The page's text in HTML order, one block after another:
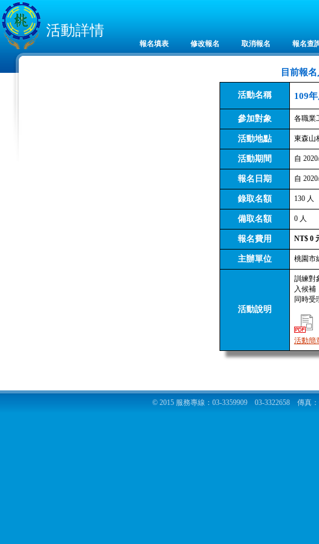
活動詳情
報名填表 修改報名 取消報名 報名查
目前報
活動名稱 109
參加對象 各職業
活動地點 東森山
活動期間 自
報名日期 自
錄取名額 130 人
備取名額 0 人
報名費用 NT$ 0
主辦單位 桃園市
活動說明
訓練對
入候補
同時受
活動簡
© 2015 服務專線：03-3359909 03-3322658 傳真